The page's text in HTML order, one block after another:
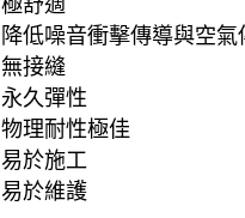
極舒適
降低噪音衝擊傳導與空氣
無接縫
永久彈性
物理耐性極佳
易於施工
易於維護